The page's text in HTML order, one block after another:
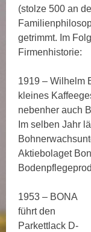
(stolze 500 an
getrimmt. Im
Firmenhistorie:
1919 – Wilhelm
kleines
nebenher auch
Im selben Jahr
Aktiebolaget
1953 – BONA
führt den
Parkettlack D-